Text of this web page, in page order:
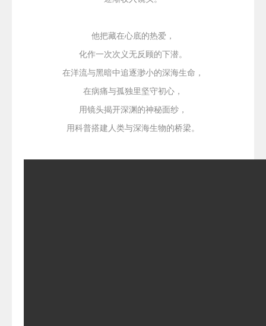
他把藏在心底的热爱，
化作一次次义无反顾的下潜。
在洋流与黑暗中追逐渺小的深海生命，
在病痛与孤独里坚守初心，
用镜头揭开深渊的神秘面纱，
用科普搭建人类与深海生物的桥梁。